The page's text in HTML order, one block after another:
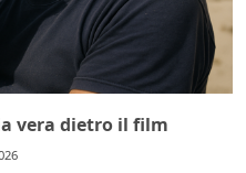
vera dietro il film